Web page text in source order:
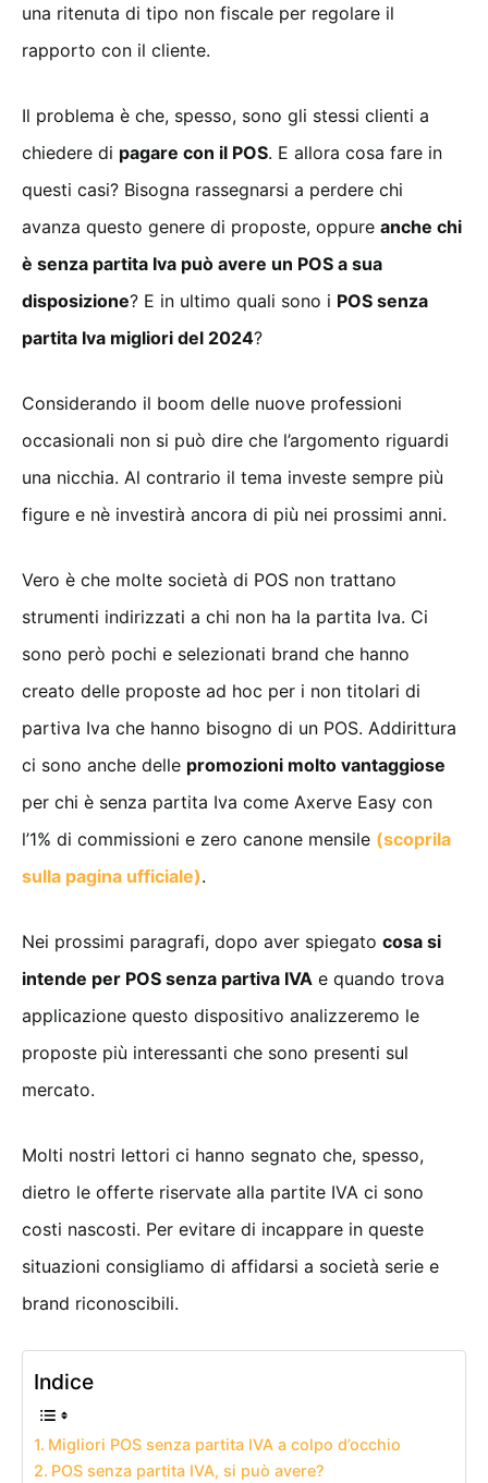
una ritenuta di tipo non fiscale per regolare il
rapporto con il cliente.
Il problema è che, spesso, sono gli stessi clienti a
chiedere di pagare con il POS. E allora cosa fare in
questi casi? Bisogna rassegnarsi a perdere chi
avanza questo genere di proposte, oppure anche chi
è senza partita Iva può avere un POS a sua
disposizione? E in ultimo quali sono i POS senza
partita Iva migliori del 2024?
Considerando il boom delle nuove professioni
occasionali non si può dire che l’argomento riguardi
una nicchia. Al contrario il tema investe sempre più
figure e nè investirà ancora di più nei prossimi anni.
Vero è che molte società di POS non trattano
strumenti indirizzati a chi non ha la partita Iva. Ci
sono però pochi e selezionati brand che hanno
creato delle proposte ad hoc per i non titolari di
partiva Iva che hanno bisogno di un POS. Addirittura
ci sono anche delle promozioni molto vantaggiose
per chi è senza partita Iva come Axerve Easy con
l’1% di commissioni e zero canone mensile (scoprila
sulla pagina ufficiale).
Nei prossimi paragrafi, dopo aver spiegato cosa si
intende per POS senza partiva IVA e quando trova
applicazione questo dispositivo analizzeremo le
proposte più interessanti che sono presenti sul
mercato.
Molti nostri lettori ci hanno segnato che, spesso,
dietro le offerte riservate alla partite IVA ci sono
costi nascosti. Per evitare di incappare in queste
situazioni consigliamo di affidarsi a società serie e
brand riconoscibili.
Indice
Migliori POS senza partita IVA a colpo d’occhio
POS senza partita IVA, si può avere?